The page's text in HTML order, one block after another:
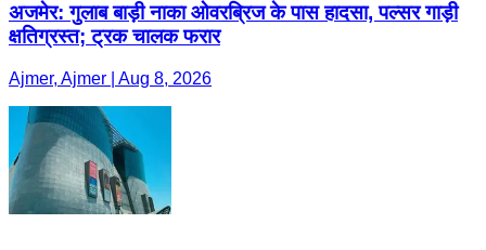
अजमेर: गुलाब बाड़ी नाका ओवरब्रिज के पास हादसा, पल्सर गाड़ी
क्षतिग्रस्त; ट्रक चालक फरार
Ajmer, Ajmer | Aug 8, 2026